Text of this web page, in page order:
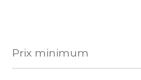
minimum